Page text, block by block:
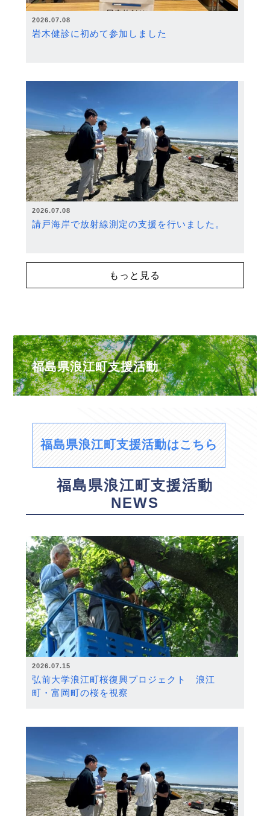
2026.07.08
岩木健診に初めて参加しました
2026.07.08
請戸海岸で放射線測定の支援を行いました。
もっと見る
福島県浪江町支援活動
福島県浪江町支援活動はこちら
福島県浪江町支援活動
NEWS
2026.07.15
弘前大学浪江町桜復興プロジェクト 浪江
町・富岡町の桜を視察